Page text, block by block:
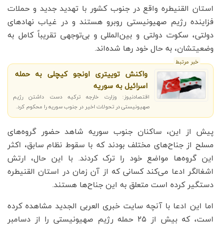
استان القنیطره واقع در جنوب کشور با تهدید جدید و حملات
فزاینده رژیم صهیونیستی روبرو هستند و در غیاب نهادهای
دولتی، سکوت دولتی و بین‌المللی و بی‌توجهی تقریباً کامل به
وضعیتشان، به حال خود رها شده‌اند.
خبر مرتبط
واکنش توییتری اونجو کیچلی به حمله
اسرائیل به سوریه
اقتصادنیوز: وزارت خارجه ترکیه دست داشتن رژیم
صهیونیستی در تحولات اخیر در جنوب سوریه را محکوم کرد.
پیش از این، ساکنان جنوب سوریه شاهد حضور گروه‌های
مسلح از جناح‌های مختلف بودند که با سقوط نظام سابق، اکثر
این گروه‌ها مواضع خود را ترک کردند. با این حال، ارتش
اشغالگر ادعا می‌کند کسانی که از آن زمان در استان القنیطره
دستگیر کرده است متعلق به این جناح‌ها هستند.
اما این ادعا با آنچه سایت خبری العربی الجدید مشاهده کرده
است، که بیش از ۲۵ حمله رژیم صهیونیستی را از دسامبر